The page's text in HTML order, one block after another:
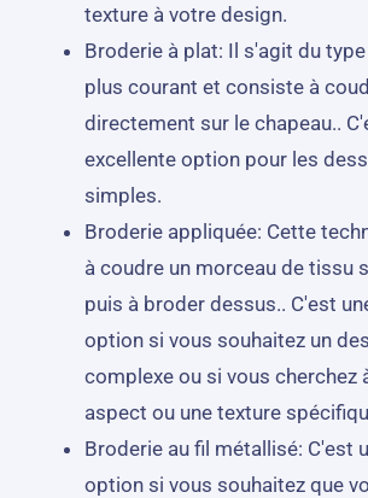
texture à votre design.
Broderie à plat: Il s'agit du
plus courant et consiste à
directement sur le chapeau..
excellente option pour les
simples.
Broderie appliquée: Cette
à coudre un morceau de tissu
puis à broder dessus.. C'est
option si vous souhaitez un
complexe ou si vous cherchez
aspect ou une texture
Broderie au fil métallisé: C'est
option si vous souhaitez que